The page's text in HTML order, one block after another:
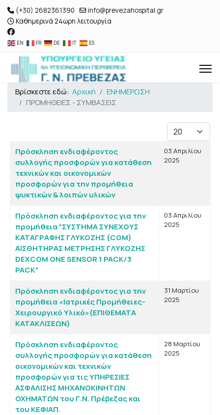
(+30) 2682361390
info@prevezahospital.gr
Καθημερινά 24ωρη λειτουργία
EN FR DE IT ES
Βρίσκεστε εδώ: Αρχική
ΕΝΗΜΕΡΩΣΗ
ΠΡΟΜΗΘΕΙΕΣ - ΣΥΜΒΑΣΕΙΣ
Εμφάνιση #
Τίτλος Ημ. Δημιουργίας
Πρόσκληση ενδιαφέροντος
συλλογής προσφορών για κατάθεση
τεχνικών και οικονομικών
προσφορών για την προμήθεια
ψυκτικών & λοιπών υλικών
03 Απριλίου
2025
Πρόσκληση ενδιαφέροντος για την
προμήθεια “ΣΥΣΤΗΜΑ ΣΥΝΕΧΟΥΣ
ΚΑΤΑΓΡΑΦΗΣ ΓΛΥΚΟΖΗΣ (CGM)
ΑΙΣΘΗΤΗΡΑΣ ΜΕΤΡΗΣΗΣ ΓΛΥΚΟΖΗΣ
DEXCOM ONE SENSOR 1 PACK/3
PACK”
03 Απριλίου
2025
Πρόσκληση ενδιαφέροντος για την
προμήθεια «Ιατρικές Προμήθειες-
Χειρουργικό Υλικό»(ΕΠΙΘΕΜΑΤΑ
ΚΑΤΑΚΛΙΣΕΩΝ)
31 Μαρτίου
2025
Πρόσκληση ενδιαφέροντος
συλλογής προσφορών για κατάθεση
οικονομικών και τεχνικών
προσφορών για τις ΥΠΗΡΕΣΙΕΣ
ΑΣΦΑΛΙΣΗΣ ΜΗΧΑΝΟΚΙΝΗΤΩΝ
ΟΧΗΜΑΤΩΝ του Γ.Ν. Πρέβεζας και
του ΚΕΦΙΑΠ.
28 Μαρτίου
2025